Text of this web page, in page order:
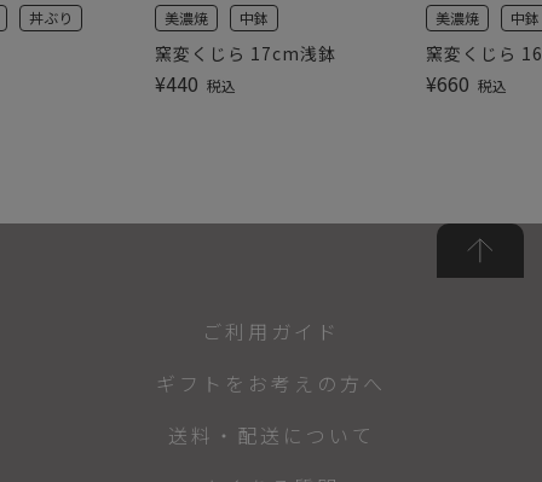
丼ぶり
窯変くじら 17cm浅鉢
美濃焼 中鉢
¥440 税込
窯変くじら
美濃焼 中鉢
¥660 税込
ご利用ガイド
ギフトをお考えの方へ
送料・配送について